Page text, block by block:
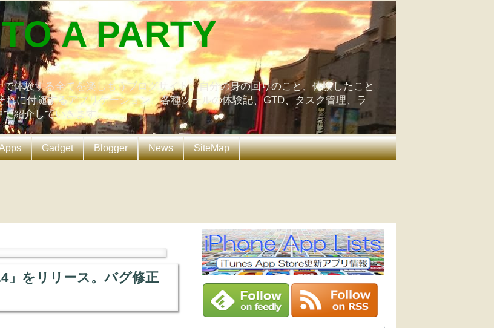
A PARTY
体験する全てを楽しもうブログサイト。自分の身の回りのこと、体験したこと
れに付随するアプリケーション、各種ツールの体験記、GTD、タスク管理、ラ
紹介していきます。
Gadget Blogger News SiteMap
」をリリース。バグ修正